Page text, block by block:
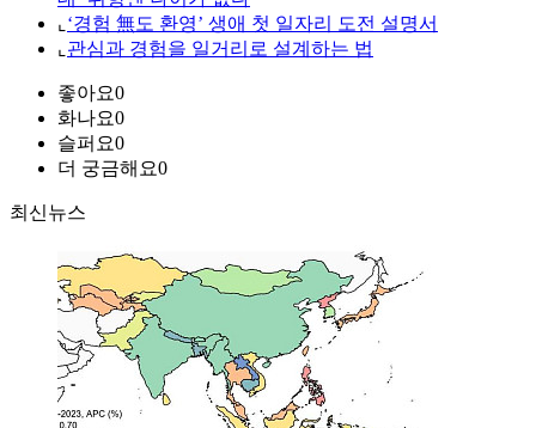
⌞ ‘경험 無도 환영’ 생애 첫 일자리 도전 설명서
⌞ 관심과 경험을 일거리로 설계하는 법
좋아요0
화나요0
슬퍼요0
더 궁금해요0
최신뉴스